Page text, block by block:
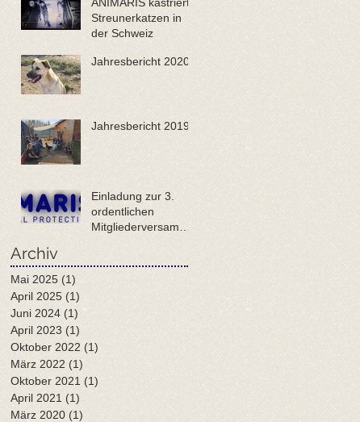
Streunerkatzen in
der Schweiz
Jahresbericht 2020
Jahresbericht 2019
Einladung zur 3.
ordentlichen
Mitgliederversammlu
Archiv
Mai 2025 (1)
April 2025 (1)
Juni 2024 (1)
April 2023 (1)
Oktober 2022 (1)
März 2022 (1)
Oktober 2021 (1)
April 2021 (1)
März 2020 (1)